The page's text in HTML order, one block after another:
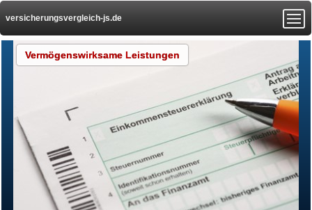
versicherungsvergleich-js.de
Vermögenswirksame Leistungen